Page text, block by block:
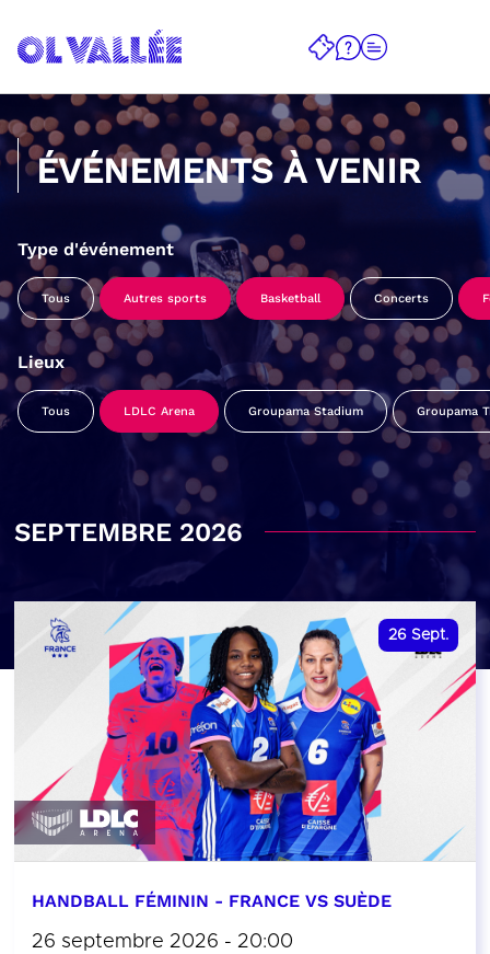
ÉVÉNEMENTS À VENIR
Type d'événement
Tous Autres sports Basketball Concerts
Lieux
Tous LDLC Arena Groupama Stadium Groupama
SEPTEMBRE 2026
26 Sept.
HANDBALL FÉMININ - FRANCE VS SUÈDE
26 septembre 2026 - 20:00